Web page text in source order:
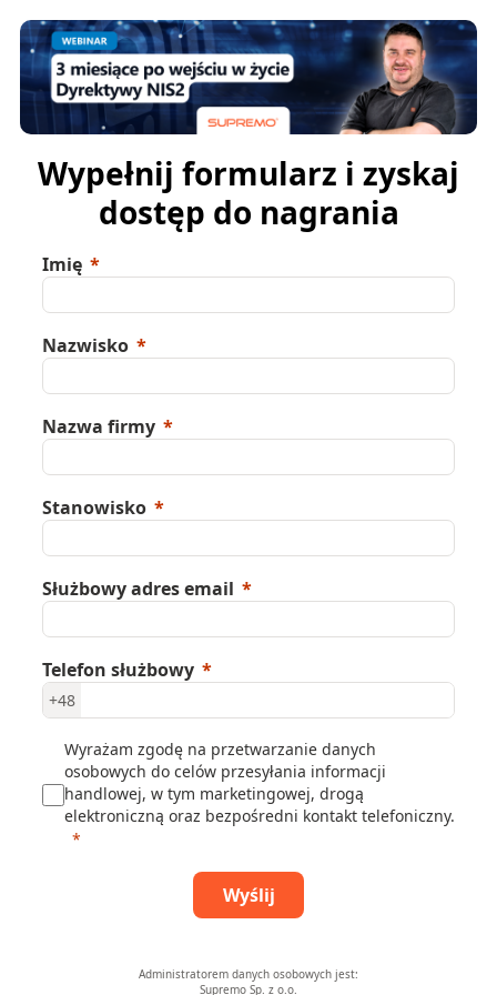
Wypełnij formularz i zyskaj
dostęp do nagrania
Imię
Nazwisko
Nazwa firmy
Stanowisko
Służbowy adres email
Telefon służbowy
+48
Wyrażam zgodę na przetwarzanie danych
osobowych do celów przesyłania informacji
handlowej, w tym marketingowej, drogą
elektroniczną oraz bezpośredni kontakt telefoniczny.
Wyślij
Administratorem danych osobowych jest:
Supremo Sp. z o.o.